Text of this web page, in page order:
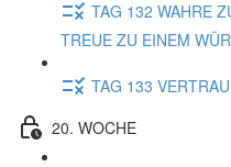
TAG 132 WAHRE
TREUE ZU EINEM
TAG 133
20. WOCHE